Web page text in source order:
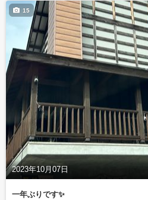
2023年10月07日
15
一年ぶりです✨